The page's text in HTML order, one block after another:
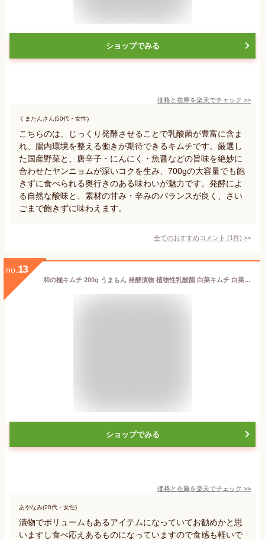
ショップでみる
価格と在庫を楽天でチェック >>
くまたんさん(50代・女性)
こちらのは、じっくり発酵させることで乳酸菌が豊富に含ま
れ、腸内環境を整える働きが期待できるキムチです。厳選し
た国産野菜と、唐辛子・にんにく・魚醤などの旨味を絶妙に
合わせたヤンニョムが深いコクを生み、700gの大容量でも飽
きずに食べられる奥行きのある味わいが魅力です。発酵によ
る自然な酸味と、素材の甘み・辛みのバランスが良く、さい
ごまで飽きずに味わえます。
全てのおすすめコメント (1件) >
no. 13
和の極キムチ 200g うまもん 発酵漬物 植物性乳酸菌 白菜キムチ 白菜漬けのキムチ 和の極み つけもの
ショップでみる
価格と在庫を楽天でチェック >>
あやなみ(20代・女性)
漬物でボリュームもあるアイテムになっていてお勧めかと思
いますし食べ応えあるものになっていますので食感も軽いで